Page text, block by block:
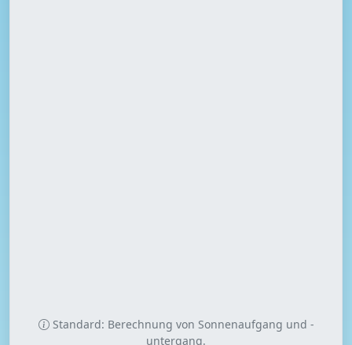
Standard: Berechnung von Sonnenaufgang und -
untergang.